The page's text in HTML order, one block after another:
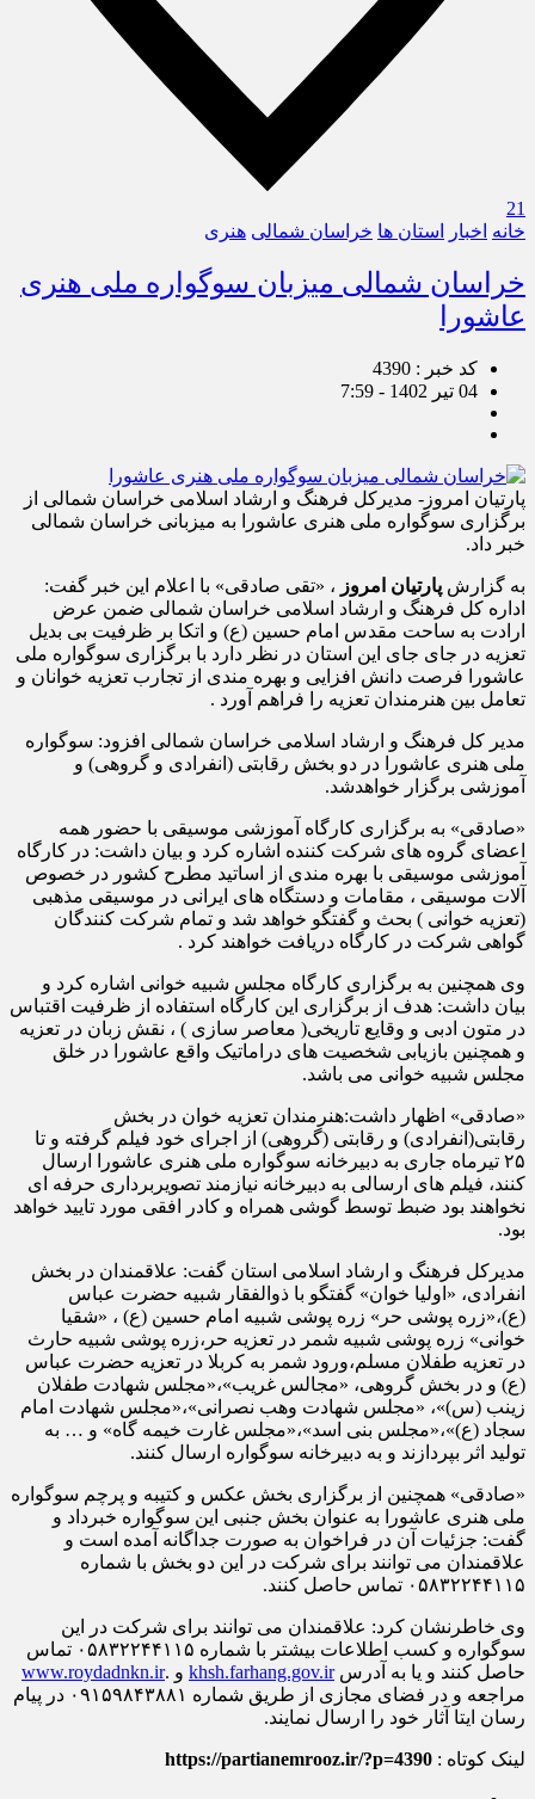
21
خانه اخبار استان ها خراسان شمالی هنری
خراسان شمالی میزبان سوگواره ملی هنری
عاشورا
کد خبر : 4390
04 تیر 1402 - 7:59
پارتیان امروز- مدیرکل فرهنگ و ارشاد اسلامی خراسان شمالی از
برگزاری سوگواره ملی هنری عاشورا به میزبانی خراسان شمالی
خبر داد.
به گزارش پارتیان امروز ، «تقی صادقی» با اعلام این خبر گفت:
اداره کل فرهنگ و ارشاد اسلامی خراسان شمالی ضمن عرض
ارادت به ساحت مقدس امام حسین (ع) و اتکا بر ظرفیت بی بدیل
تعزیه در جای جای این استان در نظر دارد با برگزاری سوگواره ملی
عاشورا فرصت دانش افزایی و بهره مندی از تجارب تعزیه خوانان و
تعامل بین هنرمندان تعزیه را فراهم آورد .
مدیر کل فرهنگ و ارشاد اسلامی خراسان شمالی افزود: سوگواره
ملی هنری عاشورا در دو بخش رقابتی (انفرادی و گروهی) و
آموزشی برگزار خواهدشد.
«صادقی» به برگزاری کارگاه آموزشی موسیقی با حضور همه
اعضای گروه های شرکت کننده اشاره کرد و بیان داشت: در کارگاه
آموزشی موسیقی با بهره مندی از اساتید مطرح کشور در خصوص
آلات موسیقی ، مقامات و دستگاه های ایرانی در موسیقی مذهبی
(تعزیه خوانی ) بحث و گفتگو خواهد شد و تمام شرکت کنندگان
گواهی شرکت در کارگاه دریافت خواهند کرد .
وی همچنین به برگزاری کارگاه مجلس شبیه خوانی اشاره کرد و
بیان داشت: هدف از برگزاری این کارگاه استفاده از ظرفیت اقتباس
در متون ادبی و وقایع تاریخی( معاصر سازی ) ، نقش زبان در تعزیه
و همچنین بازیابی شخصیت های دراماتیک واقع عاشورا در خلق
مجلس شبیه خوانی می باشد.
«صادقی» اظهار داشت:هنرمندان تعزیه خوان در بخش
رقابتی(انفرادی) و رقابتی (گروهی) از اجرای خود فیلم گرفته و تا
۲۵ تیرماه جاری به دبیرخانه سوگواره ملی هنری عاشورا ارسال
کنند، فیلم های ارسالی به دبیرخانه نیازمند تصویربرداری حرفه ای
نخواهند بود ضبط توسط گوشی همراه و کادر افقی مورد تایید خواهد
بود.
مدیرکل فرهنگ و ارشاد اسلامی استان گفت: علاقمندان در بخش
انفرادی، «اولیا خوان» گفتگو با ذوالفقار شبیه حضرت عباس
(ع)،«زره پوشی حر» زره پوشی شبیه امام حسین (ع) ، «شقیا
خوانی» زره پوشی شبیه شمر در تعزیه حر،زره پوشی شبیه حارث
در تعزیه طفلان مسلم،ورود شمر به کربلا در تعزیه حضرت عباس
(ع) و در بخش گروهی، «مجالس غریب»،«مجلس شهادت طفلان
زینب (س)»، «مجلس شهادت وهب نصرانی»،«مجلس شهادت امام
سجاد (ع)»،«مجلس بنی اسد»،«مجلس غارت خیمه گاه» و … به
تولید اثر بپردازند و به دبیرخانه سوگواره ارسال کنند.
«صادقی» همچنین از برگزاری بخش عکس و کتیبه و پرچم سوگواره
ملی هنری عاشورا به عنوان بخش جنبی این سوگواره خبرداد و
گفت: جزئیات آن در فراخوان به صورت جداگانه آمده است و
علاقمندان می توانند برای شرکت در این دو بخش با شماره
۰۵۸۳۲۲۴۴۱۱۵ تماس حاصل کنند.
وی خاطرنشان کرد: علاقمندان می توانند برای شرکت در این
سوگواره و کسب اطلاعات بیشتر با شماره ۰۵۸۳۲۲۴۴۱۱۵ تماس
حاصل کنند و یا به آدرسkhsh.farhang.gov.ir و .www.roydadnkn.ir
مراجعه و در فضای مجازی از طریق شماره ۰۹۱۵۹۸۴۳۸۸۱ در پیام
رسان ایتا آثار خود را ارسال نمایند.
لینک کوتاه : https://partianemrooz.ir/?p=4390